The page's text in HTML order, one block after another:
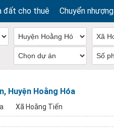
đất cho thuê Chuyển nhượng
Huyện Hoằng Hóa
Xã Hoằng Tiến